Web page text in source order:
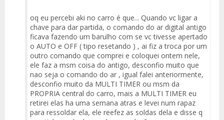
oq eu percebi aki no carro é que... Quando vc ligar a
chave para dar partida, o comando do ar digital antigo
ficava fazendo um barulho com se vc tivesse apertado
o AUTO e OFF ( tipo resetando ) , ai fiz a troca por um
outro comando que comprei e coloquei ontem nele,
ele faz a msm coisa do antigo, desconfio muito que
nao seja o comando do ar , igual falei anteriormente,
desconfio muito da MULTI TIMER ou msm da
PROPRIA central do carro, mais a MULTI TIMER eu
retirei elas ha uma semana atras e levei num rapaz
para ressoldar ela, ele reefez as soldas dela e disse q